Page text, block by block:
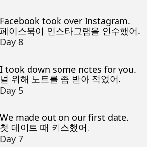
Facebook took over Instagram.
페이스북이 인스타그램을 인수했어.
Day 8
I took down some notes for you.
널 위해 노트를 좀 받아 적었어.
Day 5
We made out on our first date.
첫 데이트 때 키스했어.
Day 7